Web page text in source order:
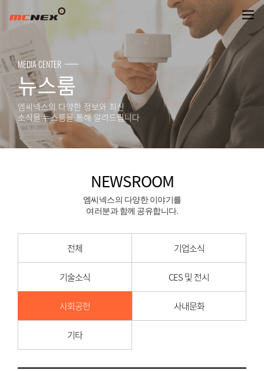
NEWSROOM
MEDIA CENTER
뉴스룸
엠씨넥스의 다양한 정보와 최신
소식을 뉴스룸을 통해 알려드립니다
NEWSROOM
엠씨넥스의 다양한 이야기를
여러분과 함께 공유합니다.
전체 기업소식
기술소식 CES 및 전시
사회공헌 사내문화
기타